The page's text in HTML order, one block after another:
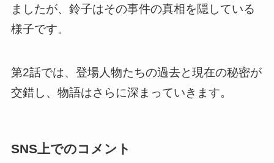
ましたが、鈴子はその事件の真相を隠している
様子です。
第2話では、登場人物たちの過去と現在の秘密が
交錯し、物語はさらに深まっていきます。
SNS上でのコメント